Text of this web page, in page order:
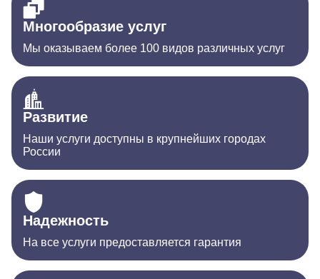
Многообразие услуг
Мы оказываем более 100 видов различных услуг
Развитие
Наши услуги доступны в крупнейших городах
России
Надежность
На все услуги предоставляется гарантия